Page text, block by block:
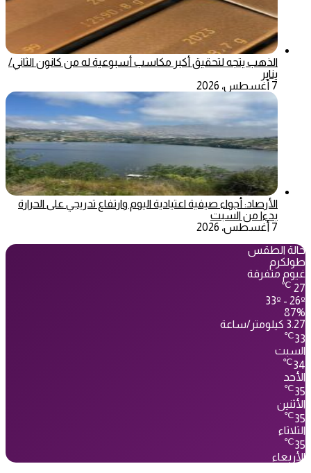
الذهب يتجه لتحقيق أكبر مكاسب أسبوعية له من كانون الثاني/
يناير
7 أغسطس، 2026
الأرصاد: أجواء صيفية اعتيادية اليوم وارتفاع تدريجي على الحرارة
بدءا من السبت
7 أغسطس، 2026
حالة الطقس
طولكرم
غيوم متفرقة
27
℃
33º - 26º
87%
3.27 كيلومتر/ساعة
33
℃
السبت
34
℃
الأحد
35
℃
الأثنين
35
℃
الثلاثاء
35
℃
الأربعاء